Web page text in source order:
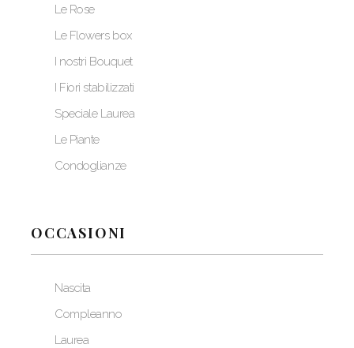
Le Rose
Le Flowers box
I nostri Bouquet
I Fiori stabilizzati
Speciale Laurea
Le Piante
Condoglianze
OCCASIONI
Nascita
Compleanno
Laurea